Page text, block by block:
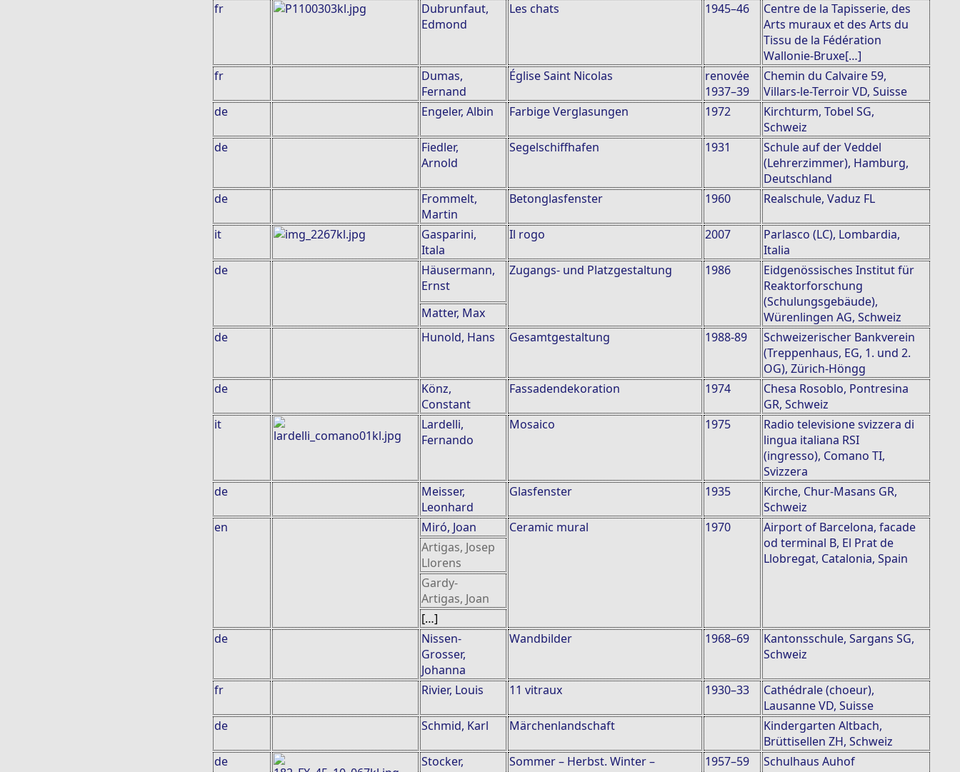
fr
Dubrunfaut,
Edmond
Les chats 1945–46
Centre de la Tapisserie, des
Arts muraux et des Arts du
Tissu de la Fédération
Wallonie-Bruxe[…]
fr
Dumas,
Fernand
Église Saint Nicolas
renovée
1937–39
Chemin du Calvaire 59,
Villars-le-Terroir VD, Suisse
de
Engeler, Albin Farbige Verglasungen 1972
Kirchturm, Tobel SG,
Schweiz
de
Fiedler,
Arnold
Segelschiffhafen 1931
Schule auf der Veddel
(Lehrerzimmer), Hamburg,
Deutschland
de
Frommelt,
Martin
Betonglasfenster 1960 Realschule, Vaduz FL
it
Gasparini,
Itala
Il rogo 2007
Parlasco (LC), Lombardia,
Italia
de
Häusermann,
Ernst
Zugangs- und Platzgestaltung 1986
Eidgenössisches Institut für
Reaktorforschung
(Schulungsgebäude),
Würenlingen AG, Schweiz
Matter, Max
de
Hunold, Hans Gesamtgestaltung 1988-89
Schweizerischer Bankverein
(Treppenhaus, EG, 1. und 2.
OG), Zürich-Höngg
de
Könz,
Constant
Fassadendekoration 1974
Chesa Rosoblo, Pontresina
GR, Schweiz
it
Lardelli,
Fernando
Mosaico 1975
Radio televisione svizzera di
lingua italiana RSI
(ingresso), Comano TI,
Svizzera
de
Meisser,
Leonhard
Glasfenster 1935
Kirche, Chur-Masans GR,
Schweiz
en
Miró, Joan Ceramic mural 1970
Airport of Barcelona, facade
od terminal B, El Prat de
Llobregat, Catalonia, Spain
Artigas, Josep
Llorens
Gardy-
Artigas, Joan
[…]
de
Nissen-
Grosser,
Johanna
Wandbilder 1968–69
Kantonsschule, Sargans SG,
Schweiz
fr Rivier, Louis 11 vitraux 1930–33
Cathédrale (choeur),
Lausanne VD, Suisse
de
Schmid, Karl Märchenlandschaft
Kindergarten Altbach,
Brüttisellen ZH, Schweiz
de
Stocker,
Sommer – Herbst. Winter –
1957–59
Schulhaus Auhof